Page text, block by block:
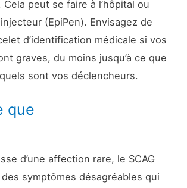
Cela peut se faire à l’hôpital ou
(EpiPen). Envisagez de
d’identification médicale si vos
graves, du moins jusqu’à ce que
sont vos déclencheurs.
que
d’une affection rare, le SCAG
symptômes désagréables qui